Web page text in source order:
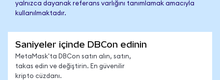
yalnızca dayanak referans varlığını tanımlamak amacıyla
kullanılmaktadır.
Saniyeler içinde DBCon edinin
MetaMask'ta DBCon satın alın, satın,
takas edin ve değiştirin. En güvenilir
kripto cüzdanı.